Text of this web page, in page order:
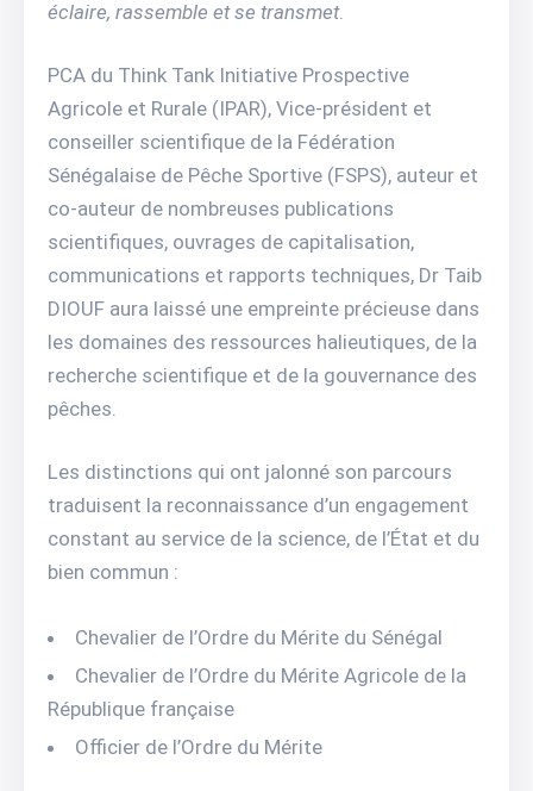
éclaire, rassemble et se transmet.
PCA du Think Tank Initiative Prospective
Agricole et Rurale (IPAR), Vice-président et
conseiller scientifique de la Fédération
Sénégalaise de Pêche Sportive (FSPS), auteur et
co-auteur de nombreuses publications
scientifiques, ouvrages de capitalisation,
communications et rapports techniques, Dr Taib
DIOUF aura laissé une empreinte précieuse dans
les domaines des ressources halieutiques, de la
recherche scientifique et de la gouvernance des
pêches.
Les distinctions qui ont jalonné son parcours
traduisent la reconnaissance d’un engagement
constant au service de la science, de l’État et du
bien commun :
Chevalier de l’Ordre du Mérite du Sénégal
Chevalier de l’Ordre du Mérite Agricole de la
République française
Officier de l’Ordre du Mérite